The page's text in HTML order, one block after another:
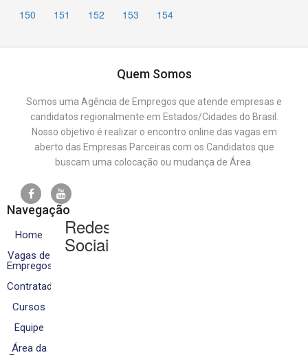
150
151 152 153 154
Quem Somos
Somos uma Agência de Empregos que atende empresas e
candidatos regionalmente em Estados/Cidades do Brasil.
Nosso objetivo é realizar o encontro online das vagas em
aberto das Empresas Parceiras com os Candidatos que
buscam uma colocação ou mudança de Área.
Navegação
Home
Vagas de
Empregos
Contratados
Cursos
Equipe
Área da
Redes
Sociais